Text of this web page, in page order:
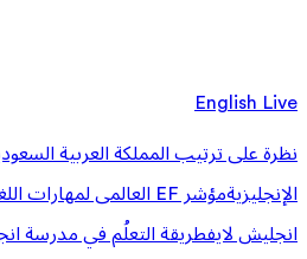
English Live
نظرة على ترتيب المملكة العربية
الإنجليزيةمؤشر EF العالمى لمهارات اللغة الإنجليزية (EPI)
انجليش لايفطريقة التعلُم في مدرسة